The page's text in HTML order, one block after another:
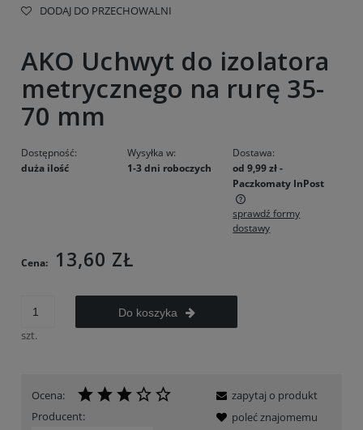
DODAJ DO PRZECHOWALNI
AKO Uchwyt do izolatora
metrycznego na rurę 35-
70 mm
Dostępność:
duża ilość
Wysyłka w:
1-3 dni roboczych
Dostawa:
od 9,99 zł-
Paczkomaty InPost
Cena nie zawiera ewentualnych kosztów płatności
sprawdź formy
dostawy
Cena: 13,60 ZŁ
szt.
Do koszyka
Ocena:
Producent:
zapytaj o produkt
poleć znajomemu